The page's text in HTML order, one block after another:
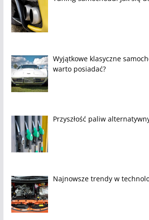
Wyjątkowe klasyczne
warto posiadać?
Przyszłość paliw
Najnowsze trendy w